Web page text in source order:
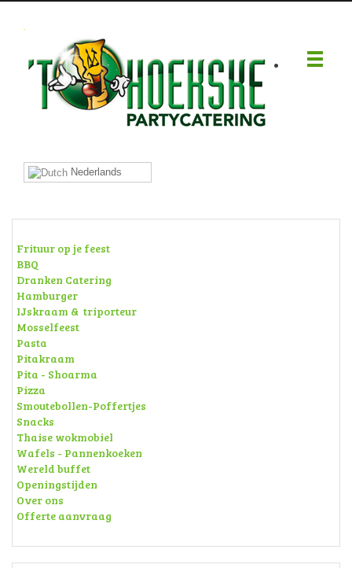
.
Nederlands
Frituur op je feest
BBQ
Dranken Catering
Hamburger
IJskraam & triporteur
Mosselfeest
Pasta
Pitakraam
Pita - Shoarma
Pizza
Smoutebollen-Poffertjes
Snacks
Thaise wokmobiel
Wafels - Pannenkoeken
Wereld buffet
Openingstijden
Over ons
Offerte aanvraag